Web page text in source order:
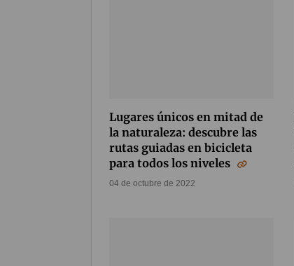
Lugares únicos en mitad de
la naturaleza: descubre las
rutas guiadas en bicicleta
para todos los niveles
04 de octubre de 2022